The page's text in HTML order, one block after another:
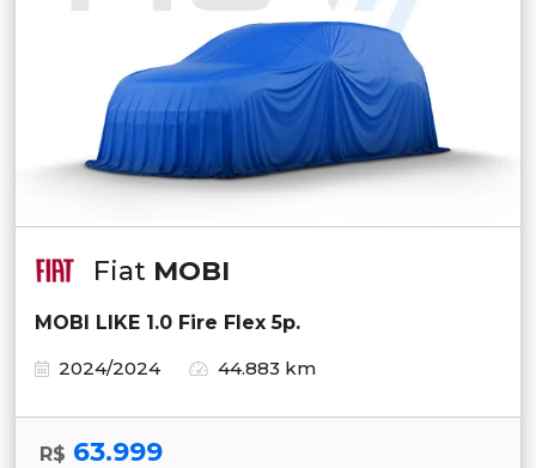
Fiat MOBI
MOBI LIKE 1.0 Fire Flex 5p.
2024/2024
44.883 km
R$ 63.999